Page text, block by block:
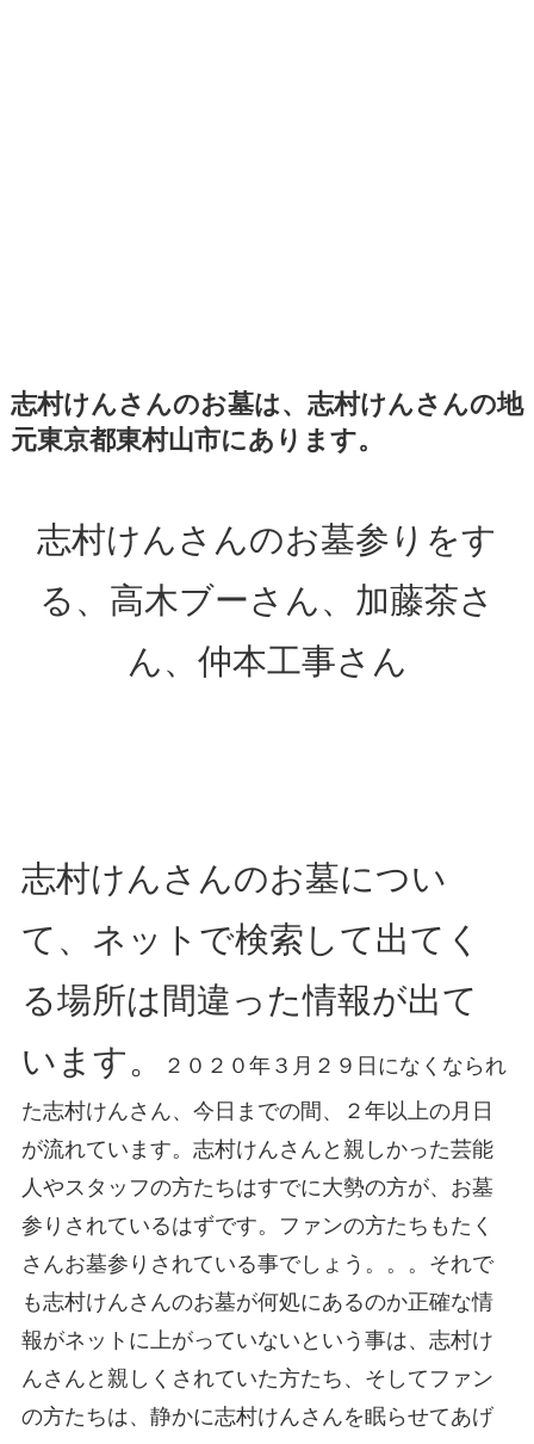
志村けんさんのお墓は、志村けんさんの地
元東京都東村山市にあります。
志村けんさんのお墓参りをす
る、高木ブーさん、加藤茶さ
ん、仲本工事さん
志村けんさんのお墓につい
て、ネットで検索して出てく
る場所は間違った情報が出て
います。
２０２０年３月２９日になくなられ
た志村けんさん、今日までの間、２年以上の月日
が流れています。志村けんさんと親しかった芸能
人やスタッフの方たちはすでに大勢の方が、お墓
参りされているはずです。ファンの方たちもたく
さんお墓参りされている事でしょう。。。それで
も志村けんさんのお墓が何処にあるのか正確な情
報がネットに上がっていないという事は、志村け
んさんと親しくされていた方たち、そしてファン
の方たちは、静かに志村けんさんを眠らせてあげ